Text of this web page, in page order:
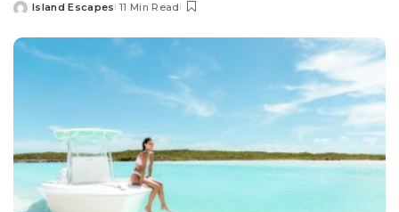
Island Escapes 11 Min Read